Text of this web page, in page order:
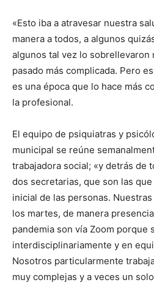
«Esto iba a atravesar nuestra
manera a todos, a algunos
algunos tal vez lo sobrellevaron
pasado más complicada. Pero
es una época que lo hace más
la profesional.
El equipo de psiquiatras y
municipal se reúne
trabajadora social; «y detrás de
dos secretarias, que son las
inicial de las personas.
los martes, de manera
pandemia son vía Zoom porque
interdisciplinariamente y en
Nosotros particularmente
muy complejas y a veces un